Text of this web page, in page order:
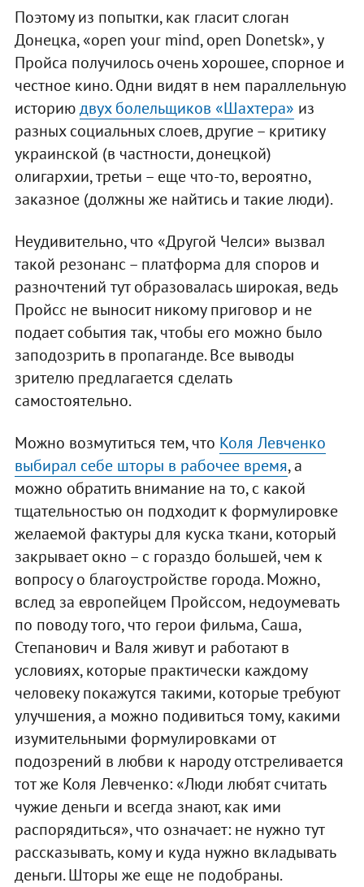
Поэтому из попытки, как гласит слоган
Донецка, «open your mind, open Donetsk», у
Пройса получилось очень хорошее, спорное и
честное кино. Одни видят в нем параллельную
историюдвух болельщиков «Шахтера» из
разных социальных слоев, другие – критику
украинской (в частности, донецкой)
олигархии, третьи – еще что-то, вероятно,
заказное (должны же найтись и такие люди).
Неудивительно, что «Другой Челси» вызвал
такой резонанс – платформа для споров и
разночтений тут образовалась широкая, ведь
Пройсс не выносит никому приговор и не
подает события так, чтобы его можно было
заподозрить в пропаганде. Все выводы
зрителю предлагается сделать
самостоятельно.
Можно возмутиться тем, что Коля Левченко
выбирал себе шторы в рабочее время, а
можно обратить внимание на то, с какой
тщательностью он подходит к формулировке
желаемой фактуры для куска ткани, который
закрывает окно – с гораздо большей, чем к
вопросу о благоустройстве города. Можно,
вслед за европейцем Пройссом, недоумевать
по поводу того, что герои фильма, Саша,
Степанович и Валя живут и работают в
условиях, которые практически каждому
человеку покажутся такими, которые требуют
улучшения, а можно подивиться тому, какими
изумительными формулировками от
подозрений в любви к народу отстреливается
тот же Коля Левченко: «Люди любят считать
чужие деньги и всегда знают, как ими
распорядиться», что означает: не нужно тут
рассказывать, кому и куда нужно вкладывать
деньги. Шторы же еще не подобраны.